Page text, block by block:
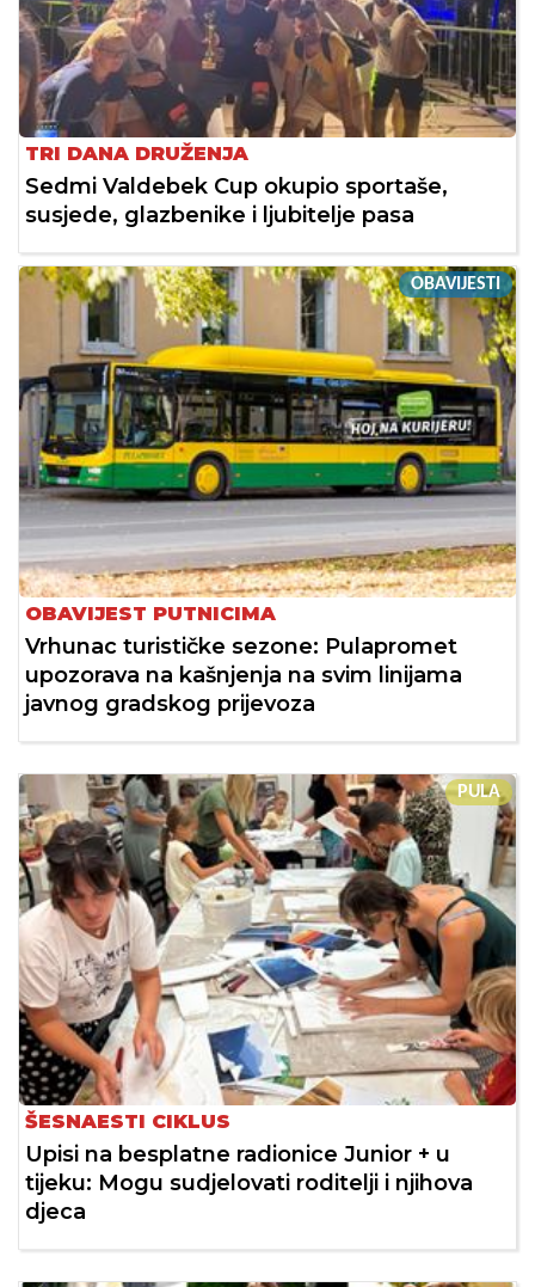
TRI DANA DRUŽENJA
Sedmi Valdebek Cup okupio sportaše,
susjede, glazbenike i ljubitelje pasa
OBAVIJESTI
OBAVIJEST PUTNICIMA
Vrhunac turističke sezone: Pulapromet
upozorava na kašnjenja na svim linijama
javnog gradskog prijevoza
PULA
ŠESNAESTI CIKLUS
Upisi na besplatne radionice Junior + u
tijeku: Mogu sudjelovati roditelji i njihova
djeca